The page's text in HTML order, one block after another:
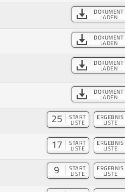
DOKUMENT
LADEN
DOKUMENT
LADEN
DOKUMENT
LADEN
DOKUMENT
LADEN
25 START
LISTE
ERGEBNIS
LISTE
17 START
LISTE
ERGEBNIS
LISTE
9 START
LISTE
ERGEBNIS
LISTE